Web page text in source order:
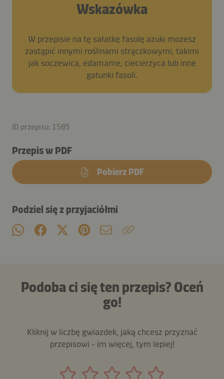
Wskazówka
W przepisie na tę sałatkę fasolę azuki możesz
zastąpić innymi roślinami strączkowymi, takimi
jak soczewica, edamame, ciecierzyca lub inne
gatunki fasoli.
ID przepisu: 1585
Przepis w PDF
Pobierz PDF
Podziel się z przyjaciółmi
Podoba ci się ten przepis? Oceń
go!
Kliknij w liczbę gwiazdek, jaką chcesz przyznać
przepisowi - im więcej, tym lepiej!